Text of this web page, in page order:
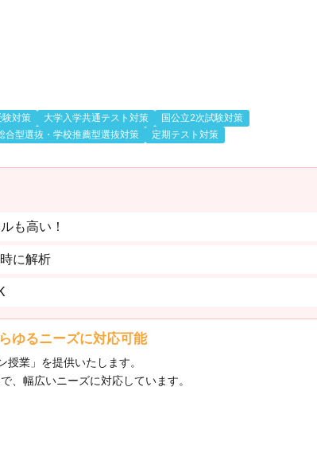
験対策 大学入学共通テスト対策
国公立2次試験対策
合型選抜・学校推薦型選抜対策 定期テスト対策
も高い！
に解析
ゆるニーズに対応可能
業」を提供いたします。​
、幅広いニーズに対応しています。​